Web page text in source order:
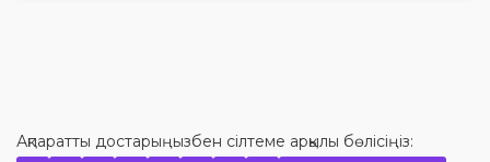
Ақпаратты достарыңызбен сілтеме арқылы бөлісіңіз: